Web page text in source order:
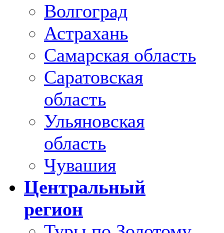
Волгоград
Астрахань
Самарская область
Саратовская
область
Ульяновская
область
Чувашия
Центральный
регион